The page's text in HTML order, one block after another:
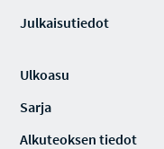
Julkaisutiedot
Ulkoasu
Sarja
Alkuteoksen tiedot